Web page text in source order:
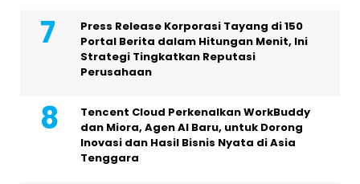
Press Release Korporasi Tayang di 150
Portal Berita dalam Hitungan Menit, Ini
Strategi Tingkatkan Reputasi
Perusahaan
Tencent Cloud Perkenalkan WorkBuddy
dan Miora, Agen AI Baru, untuk Dorong
Inovasi dan Hasil Bisnis Nyata di Asia
Tenggara